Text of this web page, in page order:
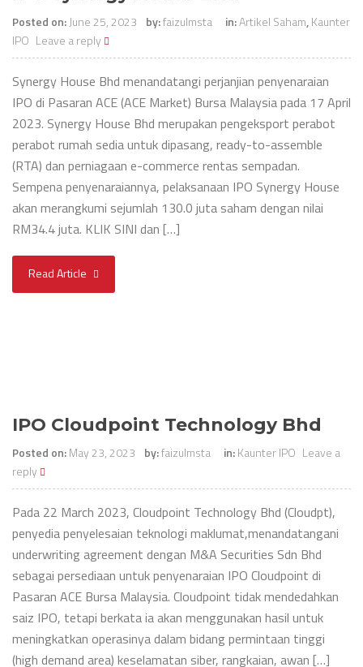
Posted on: June 25, 2023 by:faizulmsta in:Artikel Saham,Kaunter
IPO Leave a reply
Synergy House Bhd menandatangi perjanjian penyenaraian
IPO di Pasaran ACE (ACE Market) Bursa Malaysia pada 17 April
2023. Synergy House Bhd merupakan pengeksport perabot
perabot rumah sedia untuk dipasang, ready-to-assemble
(RTA) dan perniagaan e-commerce rentas sempadan.
Sempena penyenaraiannya, pelaksanaan IPO Synergy House
akan merangkumi sejumlah 130.0 juta saham dengan nilai
RM34.4 juta. KLIK SINI dan […]
Read Article
IPO Cloudpoint Technology Bhd
Posted on:May 23, 2023 by:faizulmsta in:Kaunter IPO Leave a
reply
Pada 22 March 2023, Cloudpoint Technology Bhd (Cloudpt),
penyedia penyelesaian teknologi maklumat,menandatangani
underwriting agreement dengan M&A Securities Sdn Bhd
sebagai persediaan untuk penyenaraian IPO Cloudpoint di
Pasaran ACE Bursa Malaysia. Cloudpoint tidak mendedahkan
saiz IPO, tetapi berkata ia akan menggunakan hasil untuk
meningkatkan operasinya dalam bidang permintaan tinggi
(high demand area) keselamatan siber, rangkaian, awan […]